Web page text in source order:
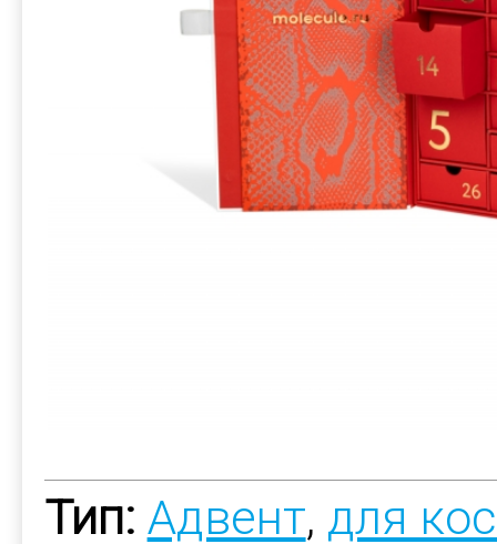
Тип: Адвент, для